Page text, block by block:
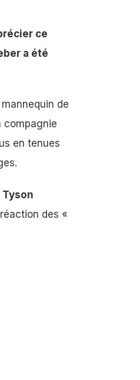
ce
a été
de
compagnie
en tenues
Tyson
des «